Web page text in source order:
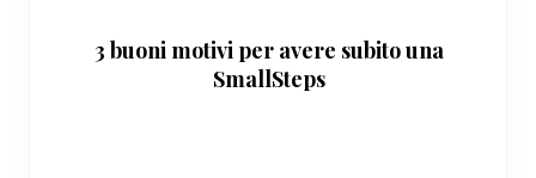
3 buoni motivi per avere subito una
SmallSteps